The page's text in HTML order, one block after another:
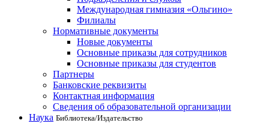
Международная гимназия «Ольгино»
Филиалы
Нормативные документы
Новые документы
Основные приказы для сотрудников
Основные приказы для студентов
Партнеры
Банковские реквизиты
Контактная информация
Сведения об образовательной организации
Наука Библиотека/Издательство